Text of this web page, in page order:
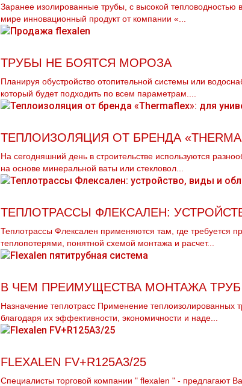
Заранее изолированные трубы, с высокой
мире инновационный продукт от компании «...
ТРУБЫ НЕ БОЯТСЯ МОРОЗА
Планируя обустройство отопительной системы или
который будет подходить по всем параметрам....
ТЕПЛОИЗОЛЯЦИЯ ОТ БРЕНДА
На сегодняшний день в строительстве используются
на основе минеральной ваты или стекловол...
ТЕПЛОТРАССЫ ФЛЕКСАЛЕН:
Теплотрассы Флексален применяются там, где требуется
теплопотерями, понятной схемой монтажа и расчет...
В ЧЕМ ПРЕИМУЩЕСТВА МОНТАЖА ТРУБ
Назначение теплотрасс Применение теплоизолированных
благодаря их эффективности, экономичности и наде...
FLEXALEN FV+R125A3/25
Специалисты торговой компании " flехalеn " - предлагают